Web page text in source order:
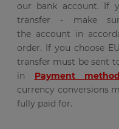
our bank account. If
transfer - make
the account in
order. If you choose
transfer must be sent
in Payment
currency conversions
fully paid for.